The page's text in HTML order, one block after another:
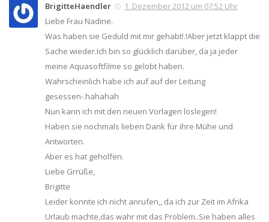
BrigitteHaendler
1. Dezember 2012 um 07:52 Uhr
Liebe Frau Nadine.
Was haben sie Geduld mit mir gehabt!.!Aber jetzt klappt die
Sache wieder.Ich bin so glücklich darüber, da ja jeder
meine Aquasoftfilme so gelobt haben.
Wahrscheinlich habe ich auf auf der Leitung
gesessen-.hahahah
Nun kann ich mit den neuen Vorlagen loslegen!
Haben sie nochmals lieben Dank für ihre Mühe und
Antworten.
Aber es hat geholfen.
Liebe Grrüße,
Brigitte
Leider konnte ich nicht anrufen,, da ich zur Zeit im Afrika
Urlaub machte,das wahr mit das Problem..Sie haben alles